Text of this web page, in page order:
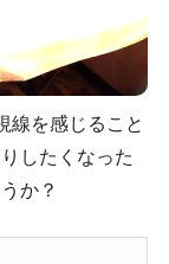
線を感じること
したくなった
か？